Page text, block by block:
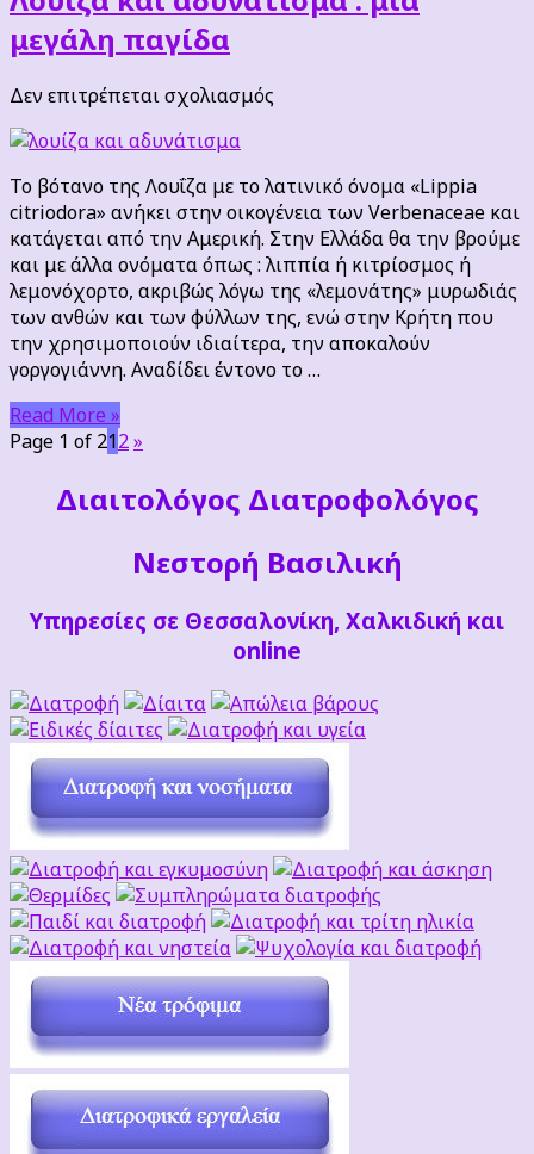
μεγάλη παγίδα
Δεν επιτρέπεται σχολιασμός
αδυνάτισμα
:
μια
μεγάλη
παγίδα
Το βότανο της Λουΐζα με το λατινικό όνομα «Lippia
citriodora» ανήκει στην οικογένεια των Verbenaceae και
κατάγεται από την Αμερική. Στην Ελλάδα θα την βρούμε
και με άλλα ονόματα όπως : λιππία ή κιτρίοσμος ή
λεμονόχορτο, ακριβώς λόγω της «λεμονάτης» μυρωδιάς
των ανθών και των φύλλων της, ενώ στην Κρήτη που
την χρησιμοποιούν ιδιαίτερα, την αποκαλούν
γοργογιάννη. Αναδίδει έντονο το …
Read More »
Page 1 of 212»
Διαιτoλόγος Διατροφολόγος
Νεστορή Βασιλική
Υπηρεσίες σε Θεσσαλονίκη, Χαλκιδική και
online